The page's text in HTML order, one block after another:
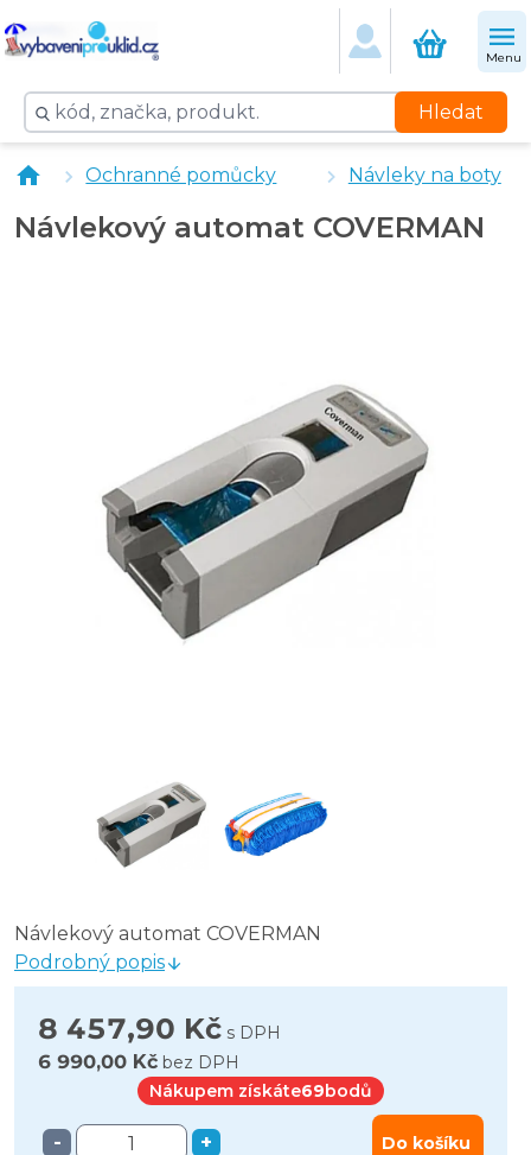
Menu
Hledat
Ochranné pomůcky
Návleky na boty
Návlekový automat COVERMAN
Návlekový automat COVERMAN
Podrobný popis
8 457,90 Kč s DPH
6 990,00 Kč bez DPH
Nákupem získáte69bodů
- + Do košíku